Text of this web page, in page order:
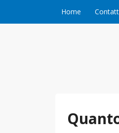
Home